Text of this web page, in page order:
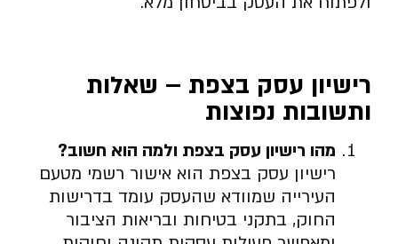
רישיון עסק בצפת – שאלות
ותשובות נפוצות
מהו רישיון עסק בצפת ולמה הוא חשוב?
רישיון עסק בצפת הוא אישור רשמי מטעם
העירייה שמוודא שהעסק עומד בדרישות
החוק, בתקני בטיחות ובריאות הציבור